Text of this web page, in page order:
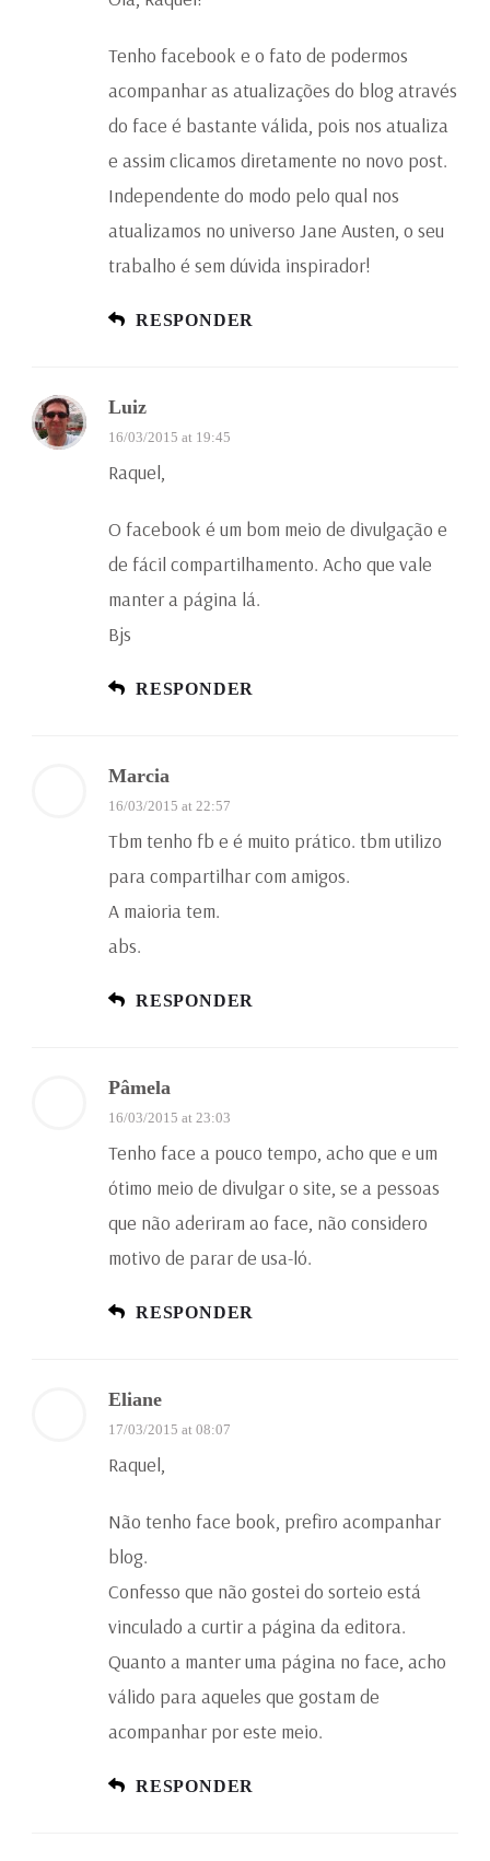
Tenho facebook e o fato de podermos
acompanhar as atualizações do blog através
do face é bastante válida, pois nos atualiza
e assim clicamos diretamente no novo post.
Independente do modo pelo qual nos
atualizamos no universo Jane Austen, o seu
trabalho é sem dúvida inspirador!
RESPONDER
Luiz
16/03/2015 at 19:45
Raquel,
O facebook é um bom meio de divulgação e
de fácil compartilhamento. Acho que vale
manter a página lá.
Bjs
RESPONDER
Marcia
16/03/2015 at 22:57
Tbm tenho fb e é muito prático. tbm utilizo
para compartilhar com amigos.
A maioria tem.
abs.
RESPONDER
Pâmela
16/03/2015 at 23:03
Tenho face a pouco tempo, acho que e um
ótimo meio de divulgar o site, se a pessoas
que não aderiram ao face, não considero
motivo de parar de usa-ló.
RESPONDER
Eliane
17/03/2015 at 08:07
Raquel,
Não tenho face book, prefiro acompanhar
blog.
Confesso que não gostei do sorteio está
vinculado a curtir a página da editora.
Quanto a manter uma página no face, acho
válido para aqueles que gostam de
acompanhar por este meio.
RESPONDER